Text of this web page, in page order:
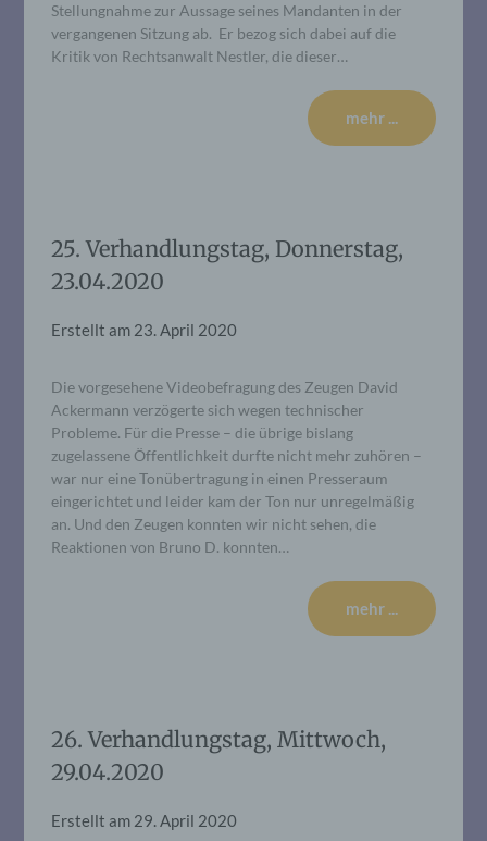
Stellungnahme zur Aussage seines Mandanten in der
vergangenen Sitzung ab. Er bezog sich dabei auf die
Kritik von Rechtsanwalt Nestler, die dieser…
mehr ...
25. Verhandlungstag, Donnerstag,
23.04.2020
Erstellt am 23. April 2020
Die vorgesehene Videobefragung des Zeugen David
Ackermann verzögerte sich wegen technischer
Probleme. Für die Presse – die übrige bislang
zugelassene Öffentlichkeit durfte nicht mehr zuhören –
war nur eine Tonübertragung in einen Presseraum
eingerichtet und leider kam der Ton nur unregelmäßig
an. Und den Zeugen konnten wir nicht sehen, die
Reaktionen von Bruno D. konnten…
mehr ...
26. Verhandlungstag, Mittwoch,
29.04.2020
Erstellt am 29. April 2020